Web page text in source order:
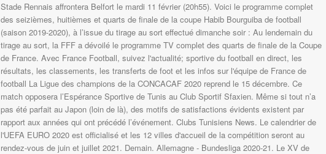
Stade Rennais affrontera Belfort le mardi 11 février (20h55). Voici le programme complet
des seizièmes, huitièmes et quarts de finale de la coupe Habib Bourguiba de football
(saison 2019-2020), à l’issue du tirage au sort effectué dimanche soir : Au lendemain du
tirage au sort, la FFF a dévoilé le programme TV complet des quarts de finale de la Coupe
de France. Avec France Football, suivez l'actualité; sportive du football en direct, les
résultats, les classements, les transferts de foot et les infos sur l'équipe de France de
football La Ligue des champions de la CONCACAF 2020 reprend le 15 décembre. Ce
match opposera l’Espérance Sportive de Tunis au Club Sportif Sfaxien. Même si tout n’a
pas été parfait au Japon (loin de là), des motifs de satisfactions évidents existent par
rapport aux années qui ont précédé l’événement. Clubs Tunisiens News. Le calendrier de
l'UEFA EURO 2020 est officialisé et les 12 villes d'accueil de la compétition seront au
rendez-vous de juin et juillet 2021. Demain. Allemagne - Bundesliga 2020-21. Le XV de